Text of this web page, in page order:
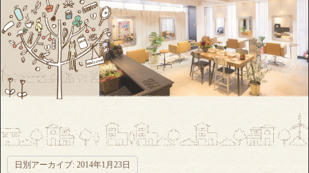
日別アーカイブ: 2014年1月23日